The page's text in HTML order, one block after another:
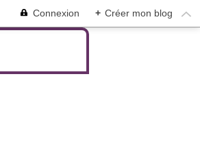
Connexion + Créer mon blog